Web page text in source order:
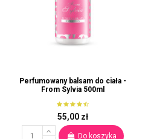
Perfumowany balsam do ciała -
From Sylvia 500ml
55,00 zł
Do koszyka